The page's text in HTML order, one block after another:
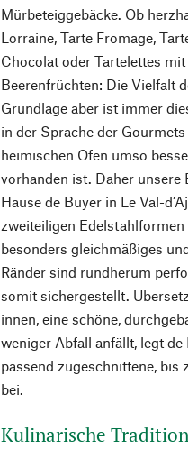
Mürbeteiggebäcke. Ob
Lorraine, Tarte Fromage,
Chocolat oder Tartelettes
Beerenfrüchten: Die Vielfalt
Grundlage aber ist immer
in der Sprache der
heimischen Ofen umso
vorhanden ist. Daher
Hause de Buyer in Le Val-
zweiteiligen
besonders gleichmäßiges
Ränder sind rundherum
somit sichergestellt.
innen, eine schöne,
weniger Abfall anfällt, legt
passend zugeschnittene,
bei.
Kulinarische